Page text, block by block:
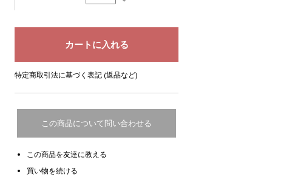
特定商取引法に基づく表記 (返品など)
この商品について問い合わせる
この商品を友達に教える
買い物を続ける